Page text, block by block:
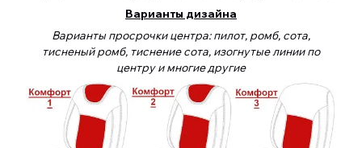
Варианты дизайна
Варианты просрочки центра: пилот, ромб, сота,
тисненый ромб, тиснение сота, изогнутые линии по
центру и многие другие